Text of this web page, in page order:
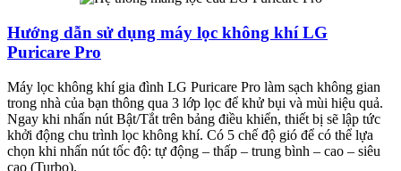
Hướng dẫn sử dụng máy lọc không khí LG
Puricare Pro
Máy lọc không khí gia đình LG Puricare Pro làm sạch không gian
trong nhà của bạn thông qua 3 lớp lọc để khử bụi và mùi hiệu quả.
Ngay khi nhấn nút Bật/Tắt trên bảng điều khiển, thiết bị sẽ lập tức
khởi động chu trình lọc không khí. Có 5 chế độ gió để có thể lựa
chọn khi nhấn nút tốc độ: tự động – thấp – trung bình – cao – siêu
cao (Turbo).